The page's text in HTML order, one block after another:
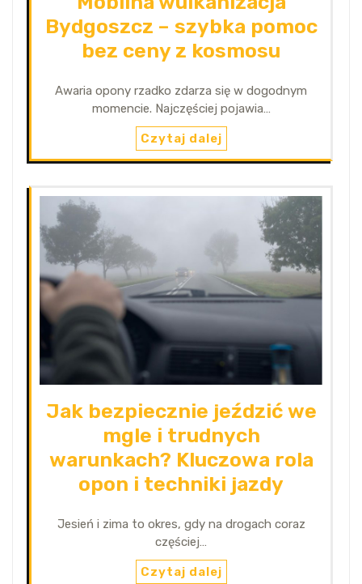
Bydgoszcz – szybka pomoc
bez ceny z kosmosu
Awaria opony rzadko zdarza się w dogodnym
momencie. Najczęściej pojawia…
Czytaj dalej
Jak bezpiecznie jeździć we
mgle i trudnych
warunkach? Kluczowa rola
opon i techniki jazdy
Jesień i zima to okres, gdy na drogach coraz
częściej…
Czytaj dalej